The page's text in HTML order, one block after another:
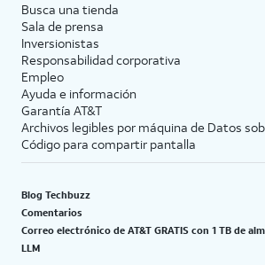
Busca una tienda
Sala de prensa
Inversionistas
Responsabilidad corporativa
Empleo
Ayuda e información
Garantía AT&T
Archivos legibles por máquina de Datos
Código para compartir pantalla
Blog Techbuzz
Comentarios
Correo electrónico de AT&T GRATIS con 1 TB de
LLM